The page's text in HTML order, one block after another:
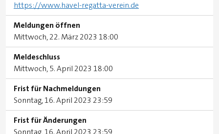
https://www.havel-regatta-verein.de
Meldungen öffnen
Mittwoch, 22. März 2023 18:00
Meldeschluss
Mittwoch, 5. April 2023 18:00
Frist für Nachmeldungen
Sonntag, 16. April 2023 23:59
Frist für Änderungen
Sonntag, 16. April 2023 23:59